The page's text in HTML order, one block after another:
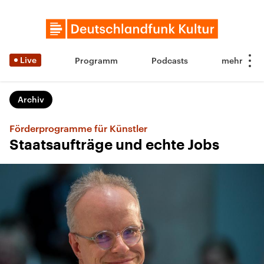
Live Programm Podcasts
Archiv
Förderprogramme für Künstler
Staatsaufträge und echte Jobs